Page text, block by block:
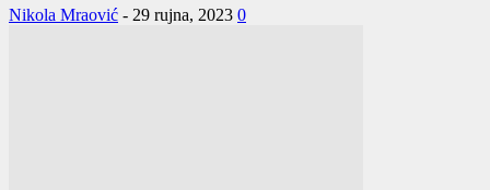
Nikola Mraović - 29 rujna, 2023 0